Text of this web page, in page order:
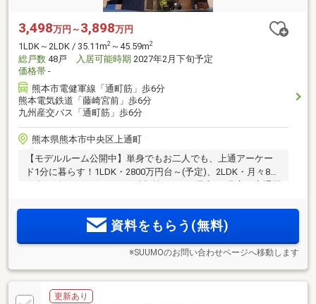
3,498万円～ 3,898万円
1LDK～2LDK / 35.11m2 ～45.59m2
総戸数 48戸 入居可能時期 2027年2月下旬予定
価格帯 -
熊本市電健軍線「通町筋」歩6分
熊本電気鉄道「藤崎宮前」歩6分
九州産交バス「通町筋」歩6分
熊本県熊本市中央区上通町
【モデルルーム公開中】単身でもお二人でも、上通アーケー
ド1分に暮らす！1LDK・2800万円台～(予定)、2LDK・月々8万
の1歩先にひっそり佇む邸宅、デュオヒルズ上通町全48邸誕
資料をもらう(無料)
※SUUMOのお問い合わせページへ移動します
更新あり